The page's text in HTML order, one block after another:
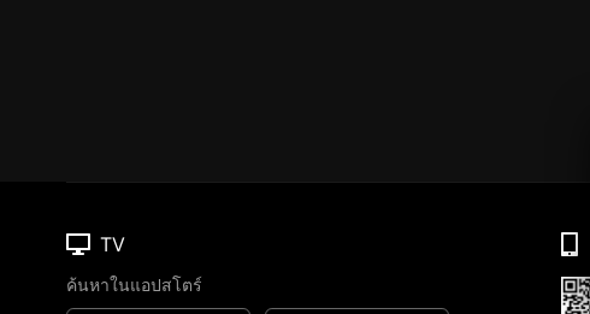
TV
ค้นหาในแอปสโตร์